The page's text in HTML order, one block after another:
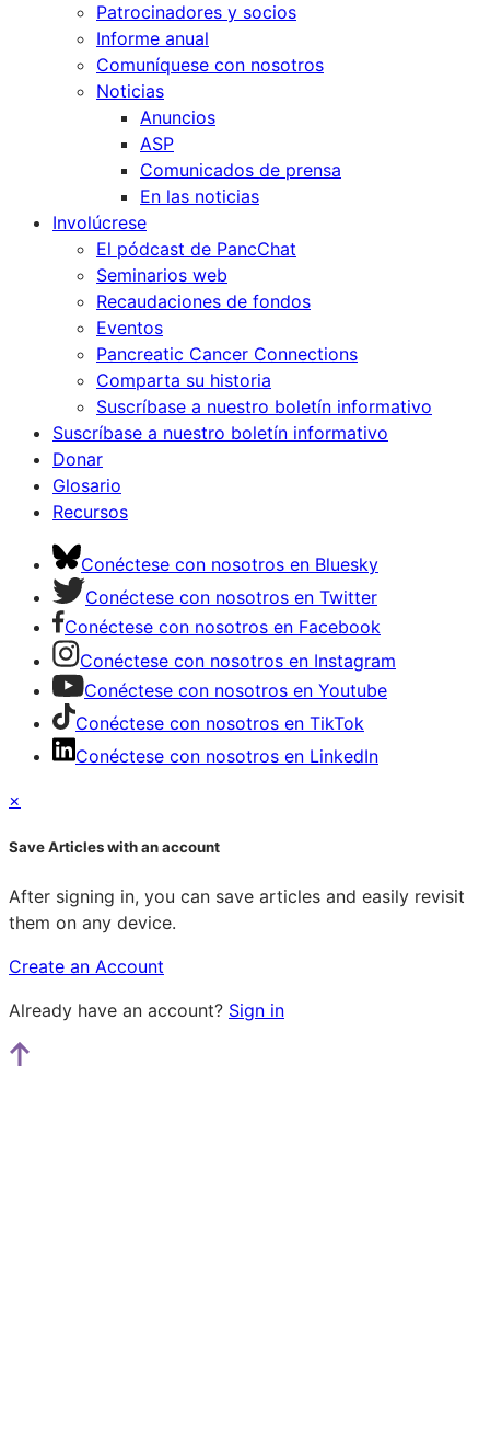
Patrocinadores y socios
Informe anual
Comuníquese con nosotros
Noticias
Anuncios
ASP
Comunicados de prensa
En las noticias
Involúcrese
El pódcast de PancChat
Seminarios web
Recaudaciones de fondos
Eventos
Pancreatic Cancer Connections
Comparta su historia
Suscríbase a nuestro boletín informativo
Suscríbase a nuestro boletín informativo
Donar
Glosario
Recursos
Conéctese con nosotros en Bluesky
Conéctese con nosotros en Twitter
Conéctese con nosotros en Facebook
Conéctese con nosotros en Instagram
Conéctese con nosotros en Youtube
Conéctese con nosotros en TikTok
Conéctese con nosotros en LinkedIn
×
Save Articles with an account
After signing in, you can save articles and easily revisit
them on any device.
Create an Account
Already have an account? Sign in